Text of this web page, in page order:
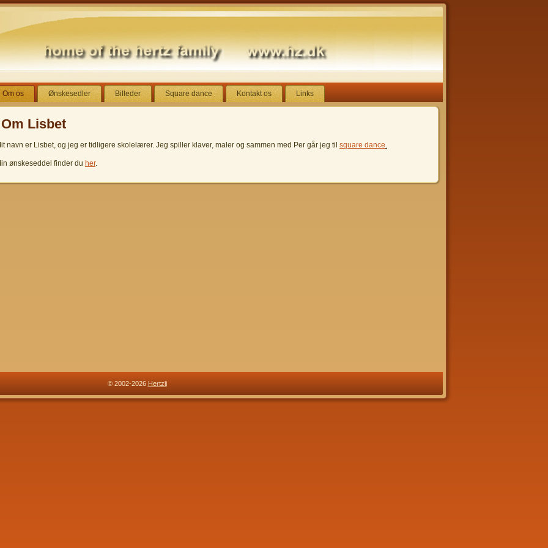
Om os Ønskesedler Billeder Square dance Kontakt os Links
Om Lisbet
navn er Lisbet, og jeg er tidligere skolelærer. Jeg spiller klaver, maler og sammen med Per går jeg til square dance.
ønskeseddel finder du her.
© 2002-2026 Hertzli